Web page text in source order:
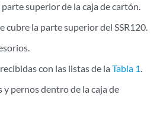
superior de la caja de cartón.
cubre la parte superior del SSR120.
con las listas de laTabla 1.
pernos dentro de la caja de